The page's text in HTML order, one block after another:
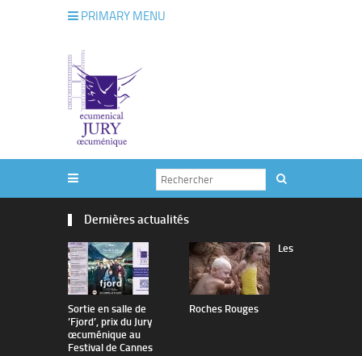
PRIMARY MENU
Dernières actualités
Sortie en salle de
’Fjord’, prix du Jury
œcuménique au
Festival de Cannes
Les
Roches Rouges